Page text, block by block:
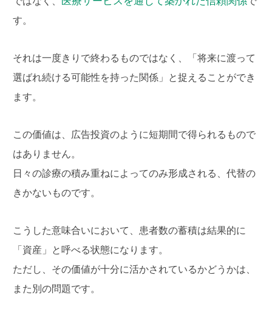
す。
それは一度きりで終わるものではなく、「将来に渡って
選ばれ続ける可能性を持った関係」と捉えることができ
ます。
この価値は、広告投資のように短期間で得られるもので
はありません。
日々の診療の積み重ねによってのみ形成される、代替の
きかないものです。
こうした意味合いにおいて、患者数の蓄積は結果的に
「資産」と呼べる状態になります。
ただし、その価値が十分に活かされているかどうかは、
また別の問題です。